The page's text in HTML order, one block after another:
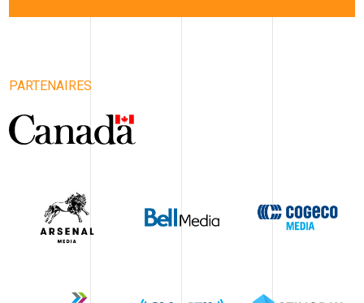
PARTENAIRES